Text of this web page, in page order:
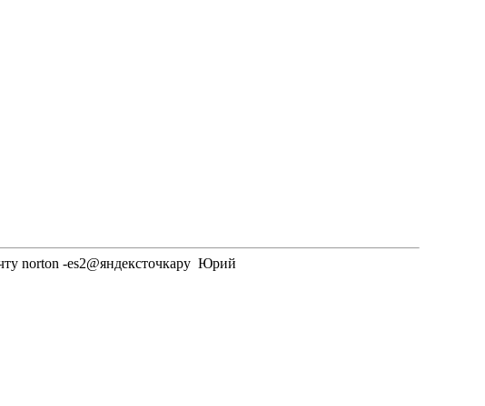
norton -es2@яндексточкару Юрий